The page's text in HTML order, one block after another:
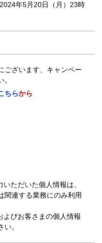
年5月20日（月）23時
ございます、キャンペー
ちらから
ただいた個人情報は、
関連する業務にのみ利用
びお客さまの個人情報
い。